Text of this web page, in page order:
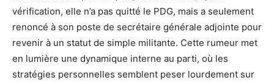
vérification, elle n’a pas quitté le PDG, mais a seulement
renoncé à son poste de secrétaire générale adjointe pour
revenir à un statut de simple militante. Cette rumeur met
en lumière une dynamique interne au parti, où les
stratégies personnelles semblent peser lourdement sur